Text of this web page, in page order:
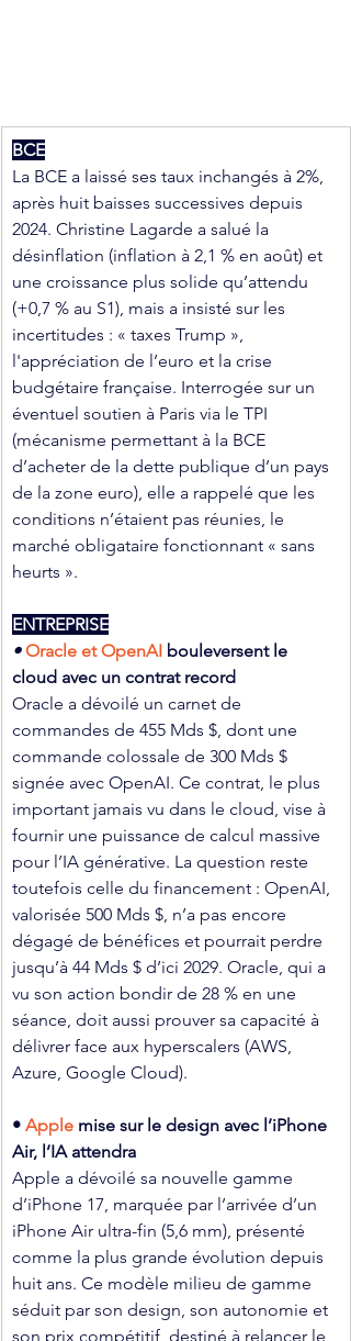
BCE
La BCE a laissé ses taux inchangés à 2%,
après huit baisses successives depuis
2024. Christine Lagarde a salué la
désinflation (inflation à 2,1 % en août) et
une croissance plus solide qu’attendu
(+0,7 % au S1), mais a insisté sur les
incertitudes : « taxes Trump »,
l'appréciation de l’euro et la crise
budgétaire française. Interrogée sur un
éventuel soutien à Paris via le TPI
(mécanisme permettant à la BCE
d’acheter de la dette publique d’un pays
de la zone euro), elle a rappelé que les
conditions n’étaient pas réunies, le
marché obligataire fonctionnant « sans
heurts ».
ENTREPRISE
• Oracle et OpenAI bouleversent le
cloud avec un contrat record
Oracle a dévoilé un carnet de
commandes de 455 Mds $, dont une
commande colossale de 300 Mds $
signée avec OpenAI. Ce contrat, le plus
important jamais vu dans le cloud, vise à
fournir une puissance de calcul massive
pour l’IA générative. La question reste
toutefois celle du financement : OpenAI,
valorisée 500 Mds $, n’a pas encore
dégagé de bénéfices et pourrait perdre
jusqu’à 44 Mds $ d’ici 2029. Oracle, qui a
vu son action bondir de 28 % en une
séance, doit aussi prouver sa capacité à
délivrer face aux hyperscalers (AWS,
Azure, Google Cloud).
• Apple mise sur le design avec l’iPhone
Air, l’IA attendra
Apple a dévoilé sa nouvelle gamme
d’iPhone 17, marquée par l’arrivée d’un
iPhone Air ultra-fin (5,6 mm), présenté
comme la plus grande évolution depuis
huit ans. Ce modèle milieu de gamme
séduit par son design, son autonomie et
son prix compétitif, destiné à relancer le